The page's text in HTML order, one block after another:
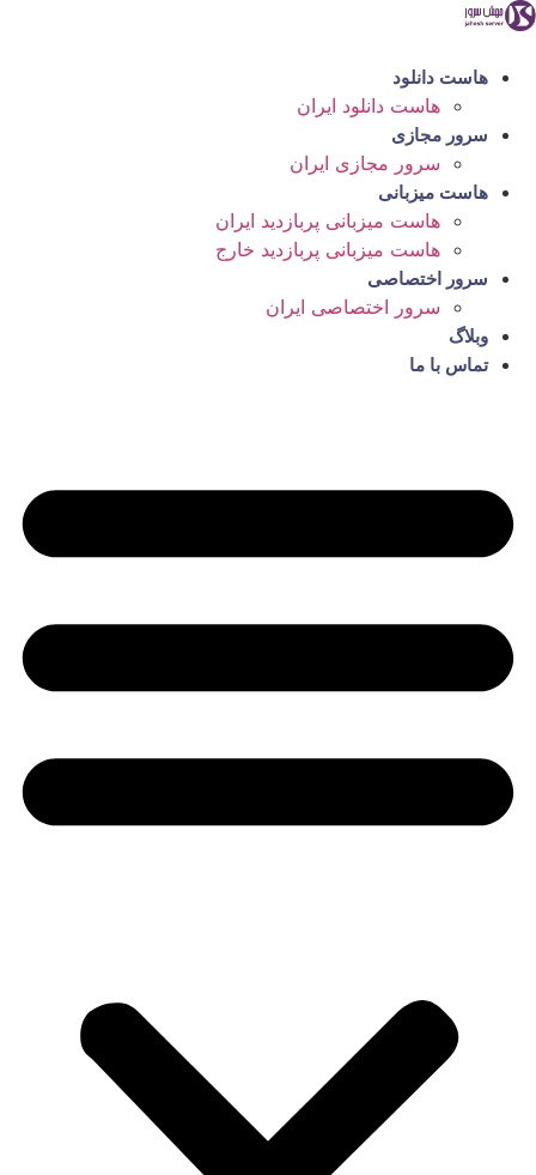
پرش
محتوا
هاست دانلود
هاست دانلود ایران
سرور مجازی
سرور مجازی ایران
هاست میزبانی
هاست میزبانی پربازدید ایران
هاست میزبانی پربازدید خارج
سرور اختصاصی
سرور اختصاصی ایران
وبلاگ
تماس با ما